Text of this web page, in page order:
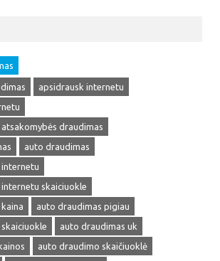
apsidrausk internetu
atsakomybės draudimas
auto draudimas
skaiciuokle
auto draudimas pigiau
auto draudimas uk
auto draudimo skaičiuoklė